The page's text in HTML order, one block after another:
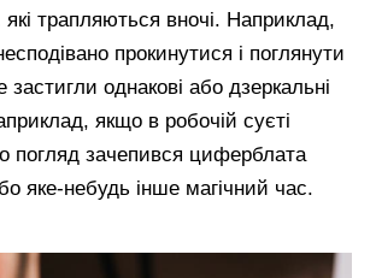
трапляються вночі. Наприклад,
прокинутися і поглянути
застигли однакові або дзеркальні
якщо в робочій суєті
погляд зачепився циферблата
яке-небудь інше магічний час.